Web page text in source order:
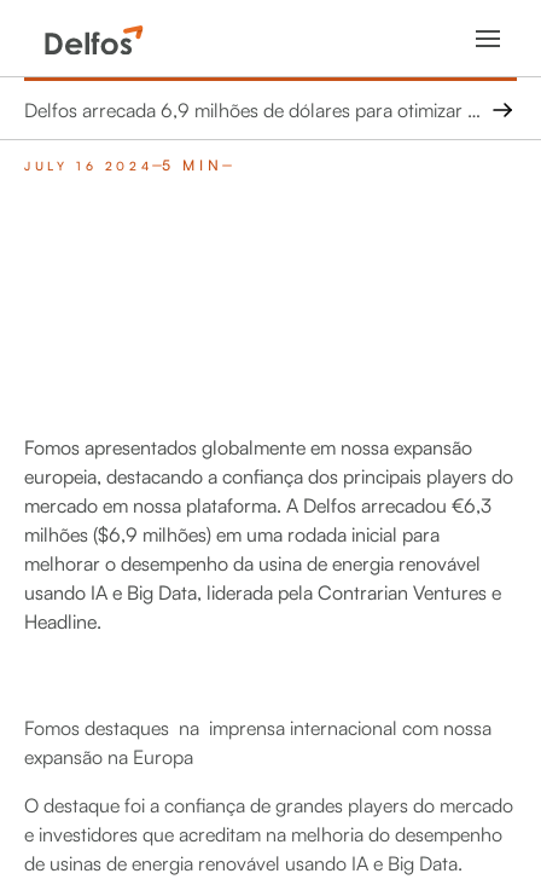
Delfos arrecada 6,9 milhões de dólares para otimizar a energia limpa com a IA
JULY 16 2024 5 MIN
Fomos apresentados globalmente em nossa expansão
europeia, destacando a confiança dos principais players do
mercado em nossa plataforma. A Delfos arrecadou €6,3
milhões ($6,9 milhões) em uma rodada inicial para
melhorar o desempenho da usina de energia renovável
usando IA e Big Data, liderada pela Contrarian Ventures e
Headline.
Fomos destaques na imprensa internacional com nossa
expansão na Europa
O destaque foi a confiança de grandes players do mercado
e investidores que acreditam na melhoria do desempenho
de usinas de energia renovável usando IA e Big Data.